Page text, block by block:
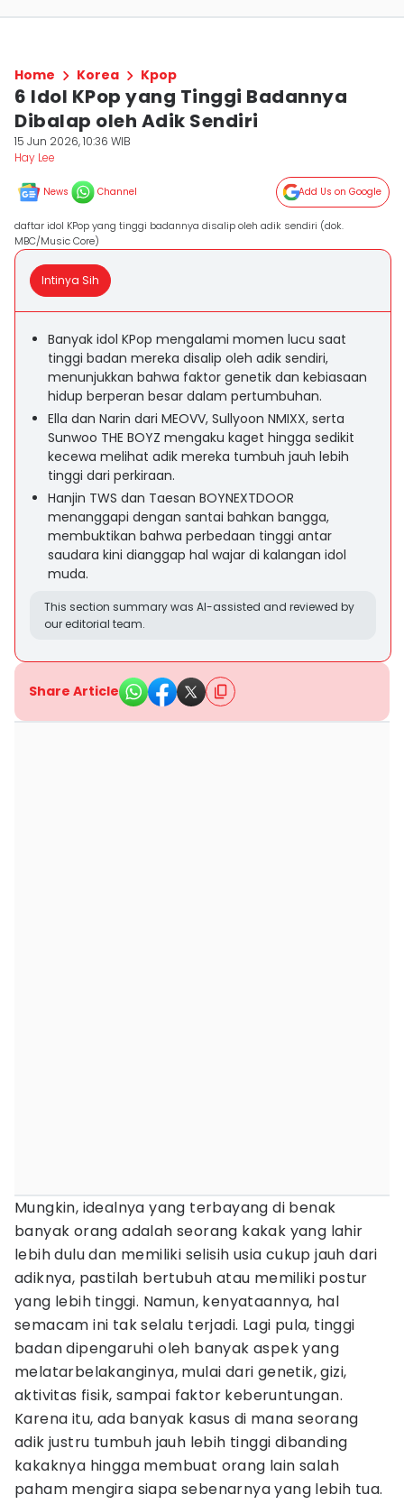
Home Korea Kpop
6 Idol KPop yang Tinggi Badannya
Dibalap oleh Adik Sendiri
15 Jun 2026, 10:36 WIB
Hay Lee
News Channel Add Us on Google
daftar idol KPop yang tinggi badannya disalip oleh adik sendiri (dok.
MBC/Music Core)
Intinya Sih
Banyak idol KPop mengalami momen lucu saat
tinggi badan mereka disalip oleh adik sendiri,
menunjukkan bahwa faktor genetik dan kebiasaan
hidup berperan besar dalam pertumbuhan.
Ella dan Narin dari MEOVV, Sullyoon NMIXX, serta
Sunwoo THE BOYZ mengaku kaget hingga sedikit
kecewa melihat adik mereka tumbuh jauh lebih
tinggi dari perkiraan.
Hanjin TWS dan Taesan BOYNEXTDOOR
menanggapi dengan santai bahkan bangga,
membuktikan bahwa perbedaan tinggi antar
saudara kini dianggap hal wajar di kalangan idol
muda.
This section summary was AI-assisted and reviewed by
our editorial team.
Share Article
Mungkin, idealnya yang terbayang di benak
banyak orang adalah seorang kakak yang lahir
lebih dulu dan memiliki selisih usia cukup jauh dari
adiknya, pastilah bertubuh atau memiliki postur
yang lebih tinggi. Namun, kenyataannya, hal
semacam ini tak selalu terjadi. Lagi pula, tinggi
badan dipengaruhi oleh banyak aspek yang
melatarbelakanginya, mulai dari genetik, gizi,
aktivitas fisik, sampai faktor keberuntungan.
Karena itu, ada banyak kasus di mana seorang
adik justru tumbuh jauh lebih tinggi dibanding
kakaknya hingga membuat orang lain salah
paham mengira siapa sebenarnya yang lebih tua.